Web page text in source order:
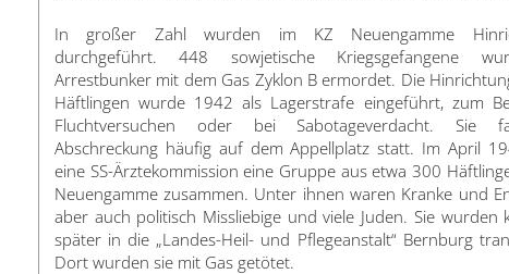
In großer Zahl wurden im KZ Neuengamme
durchgeführt. 448 sowjetische Kriegsgefangene
Arrestbunker mit dem Gas Zyklon B ermordet. Die
Häftlingen wurde 1942 als Lagerstrafe eingeführt, zum
Fluchtversuchen oder bei Sabotageverdacht. Sie
Abschreckung häufig auf dem Appellplatz statt. Im April
eine SS-Ärztekommission eine Gruppe aus etwa 300
Neuengamme zusammen. Unter ihnen waren Kranke und
aber auch politisch Missliebige und viele Juden. Sie wurden
später in die „Landes-Heil- und Pflegeanstalt“ Bernburg
Dort wurden sie mit Gas getötet.